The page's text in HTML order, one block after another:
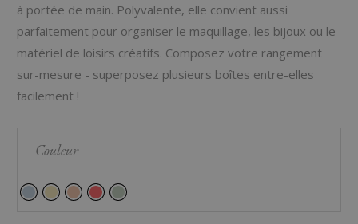
à portée de main. Polyvalente, elle convient aussi
parfaitement pour organiser le maquillage, les bijoux ou le
matériel de loisirs créatifs. Composez votre rangement
sur-mesure - superposez plusieurs boîtes entre-elles
facilement !
Couleur